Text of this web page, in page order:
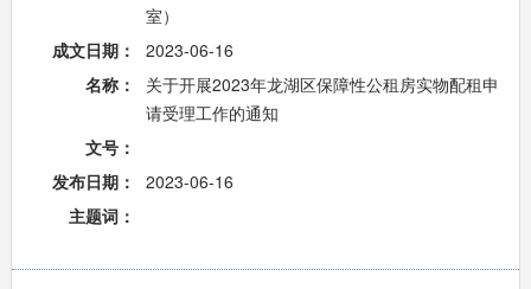
室）
成文日期：
2023-06-16
名称：
关于开展2023年龙湖区保障性公租房实物配租申
请受理工作的通知
文号：
发布日期：
2023-06-16
主题词：